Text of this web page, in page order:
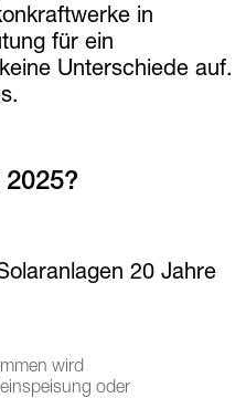
in
für ein
Unterschiede auf.
20 Jahre
wird
oder